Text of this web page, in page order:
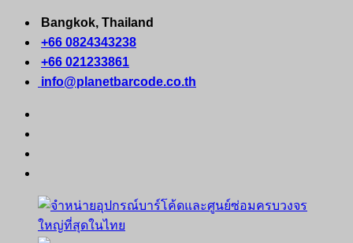
Skip
content
Bangkok, Thailand
+66 0824343238
+66 021233861
info@planetbarcode.co.th